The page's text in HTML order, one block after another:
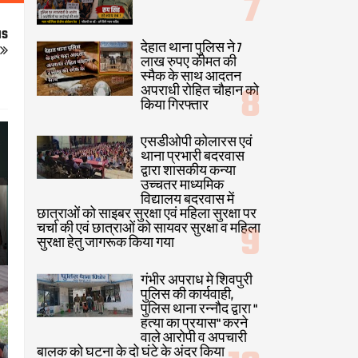
देहात थाना पुलिस ने 7
लाख रुपए कीमत की
स्मैक के साथ आदतन
अपराधी रोहित चौहान को
किया गिरफ्तार
एसडीओपी कोलारस एवं
थाना प्रभारी बदरवास
द्वारा शासकीय कन्या
उच्चतर माध्यमिक
विद्यालय बदरवास में
छात्राओं को साइबर सुरक्षा एवं महिला सुरक्षा पर
चर्चा की एवं छात्राओं को सायवर सुरक्षा व महिला
सुरक्षा हेतु जागरूक किया गया
गंभीर अपराध मे शिवपुरी
पुलिस की कार्यवाही,
पुलिस थाना रन्नौद द्वारा "
हत्या का प्रयास" करने
वाले आरोपी व अपचारी
बालक को घटना के दो घंटे के अंदर किया